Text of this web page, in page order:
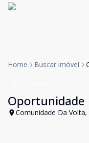
Home Buscar imóvel
Oportunidade
Comunidade Da